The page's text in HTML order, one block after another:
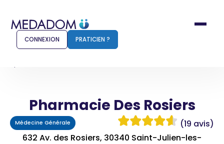
Comment ça marche ?
Pour les patients
CONNEXION PRATICIEN ?
Pharmacie Des Rosiers
Médecine Générale
(19 avis)
632 Av. des Rosiers, 30340 Saint-Julien-les-